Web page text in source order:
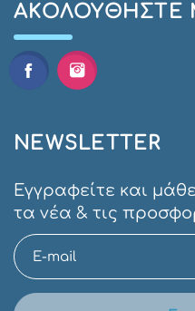
AΚΟΛΟΥΘΉΣΤΕ
NEWSLETTER
Εγγραφείτε και
τα νέα & τις